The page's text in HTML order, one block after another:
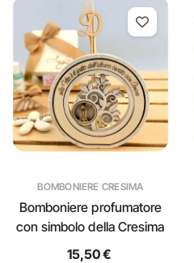
BOMBONIERE CRESIMA
Bomboniere profumatore
con simbolo della Cresima
15,50 €